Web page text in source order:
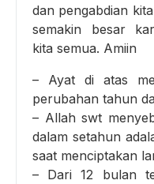
dan pengabdian
semakin besar
kita semua. Amiin
– Ayat di atas
perubahan tahun
– Allah swt
dalam setahun
saat menciptakan
– Dari 12 bulan